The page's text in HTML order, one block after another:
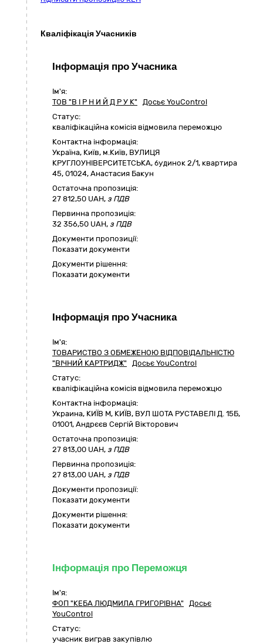
Кваліфікація Учасників
Інформація про Учасника
Ім'я:
ТОВ "В І Р Н И Й Д Р У К" Досьє YouControl
Статус:
кваліфікаційна комісія відмовила переможцю
Контактна інформація:
Україна, Київ, м.Київ, ВУЛИЦЯ
КРУГЛОУНІВЕРСИТЕТСЬКА, будинок 2/1, квартира
45, 01024, Анастасия Бакун
Остаточна пропозиція:
27 812,50 UAH, з ПДВ
Первинна пропозиція:
32 356,50 UAH, з ПДВ
Документи пропозиції:
Показати документи
Документи рішення:
Показати документи
Інформація про Учасника
Ім'я:
ТОВАРИСТВО З ОБМЕЖЕНОЮ ВІДПОВІДАЛЬНІСТЮ
"ВІЧНИЙ КАРТРИДЖ" Досьє YouControl
Статус:
кваліфікаційна комісія відмовила переможцю
Контактна інформація:
Украина, КИЇВ М, КИЇВ, ВУЛ ШОТА РУСТАВЕЛІ Д. 15Б,
01001, Андрєєв Сергій Вікторович
Остаточна пропозиція:
27 813,00 UAH, з ПДВ
Первинна пропозиція:
27 813,00 UAH, з ПДВ
Документи пропозиції:
Показати документи
Документи рішення:
Показати документи
Інформація про Переможця
Ім'я:
ФОП "КЕБА ЛЮДМИЛА ГРИГОРІВНА" Досьє
YouControl
Статус:
учасник виграв закупівлю